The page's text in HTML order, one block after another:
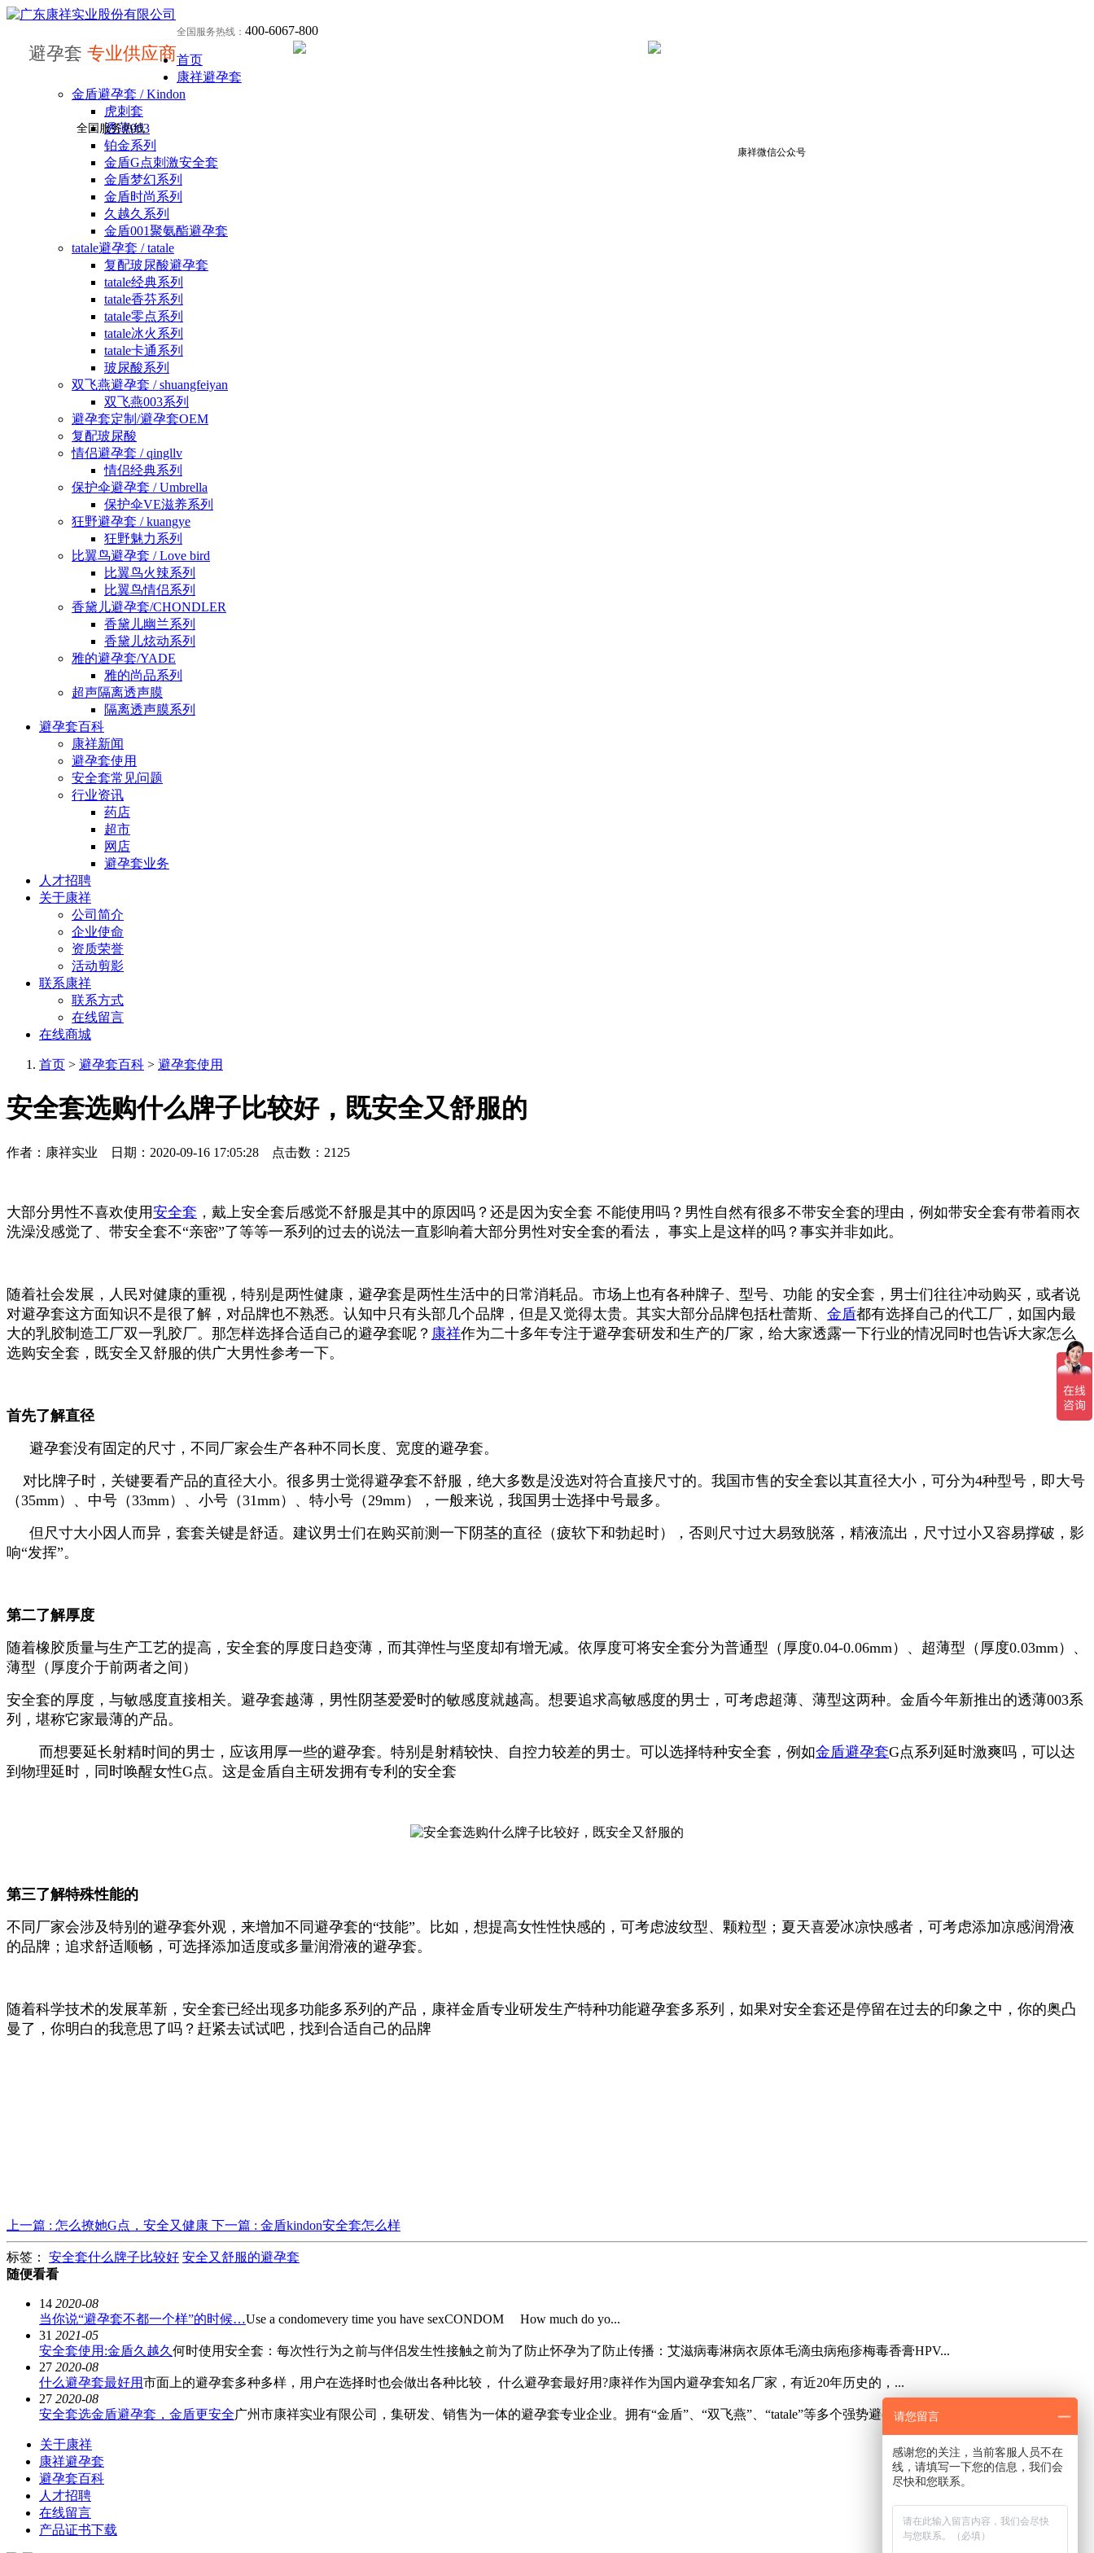
避孕套 专业供应商
全国服务热线： 400-6067-800
首页
康祥避孕套
金盾避孕套 / Kindon
虎刺套
透薄003
铂金系列
金盾G点刺激安全套
金盾梦幻系列
金盾时尚系列
久越久系列
金盾001聚氨酯避孕套
tatale避孕套 / tatale
复配玻尿酸避孕套
tatale经典系列
tatale香芬系列
tatale零点系列
tatale冰火系列
tatale卡通系列
玻尿酸系列
双飞燕避孕套 / shuangfeiyan
双飞燕003系列
避孕套定制/避孕套OEM
复配玻尿酸
情侣避孕套 / qingllv
情侣经典系列
保护伞避孕套 / Umbrella
保护伞VE滋养系列
狂野避孕套 / kuangye
狂野魅力系列
比翼鸟避孕套 / Love bird
比翼鸟火辣系列
比翼鸟情侣系列
香黛儿避孕套/CHONDLER
香黛儿幽兰系列
香黛儿炫动系列
雅的避孕套/YADE
雅的尚品系列
超声隔离透声膜
隔离透声膜系列
避孕套百科
康祥新闻
避孕套使用
安全套常见问题
行业资讯
药店
超市
网店
避孕套业务
人才招聘
关于康祥
公司简介
企业使命
资质荣誉
活动剪影
联系康祥
联系方式
在线留言
在线商城
首页 > 避孕套百科 > 避孕套使用
安全套选购什么牌子比较好，既安全又舒服的
作者：康祥实业 日期：2020-09-16 17:05:28 点击数： 2125
大部分男性不喜欢使用安全套 ，戴上安全套后感觉不舒服是其中的原因吗？还是因为安全套 不能使用吗？男性自然有很多不带安全套的理由，例如带安全套有带着雨衣
洗澡没感觉了、带安全套不“亲密”了等等一系列的过去的说法一直影响着大部分男性对安全套的看法， 事实上是这样的吗？事实并非如此。
随着社会发展，人民对健康的重视，特别是两性健康，避孕套是两性生活中的日常消耗品。市场上也有各种牌子、型号、功能 的安全套，男士们往往冲动购买，或者说
对避孕套这方面知识不是很了解，对品牌也不熟悉。认知中只有头部几个品牌，但是又觉得太贵。其实大部分品牌包括杜蕾斯、 金盾都有选择自己的代工厂，如国内最
大的乳胶制造工厂双一乳胶厂。那怎样选择合适自己的避孕套呢？ 康祥作为二十多年专注于避孕套研发和生产的厂家，给大家透露一下行业的情况同时也告诉大家怎么
选购安全套，既安全又舒服的供广大男性参考一下。
首先了解直径
避孕套没有固定的尺寸，不同厂家会生产各种不同长度、宽度的避孕套。
对比牌子时，关键要看产品的直径大小。很多男士觉得避孕套不舒服，绝大多数是没选对符合直接尺寸的。我国市售的安全套以其直径大小，可分为4种型号，即大号
（35mm ）、中号（33mm ）、小号（31mm ）、特小号（ 29mm ），一般来说，我国男士选择中号最多。
但尺寸大小因人而异，套套关键是舒适。建议男士们在购买前测一下阴茎的直径（疲软下和勃起时），否则尺寸过大易致脱落，精液流出，尺寸过小又容易撑破，影
响“发挥”。
第二了解厚度
随着橡胶质量与生产工艺的提高，安全套的厚度日趋变薄，而其弹性与坚度却有增无减。依厚度可将安全套分为普通型（厚度0.04-0.06mm ）、超薄型（厚度0.03mm ）、
薄型（厚度介于前两者之间）
安全套的厚度，与敏感度直接相关。避孕套越薄，男性阴茎爱爱时的敏感度就越高。想要追求高敏感度的男士，可考虑超薄、薄型这两种。金盾今年新推出的透薄003系
列，堪称它家最薄的产品。
而想要延长射精时间的男士，应该用厚一些的避孕套。特别是射精较快、自控力较差的男士。可以选择特种安全套，例如金盾避孕套G点系列延时激爽吗，可以达
到物理延时，同时唤醒女性G点。这是金盾自主研发拥有专利的安全套
第三了解特殊性能的
不同厂家会涉及特别的避孕套外观，来增加不同避孕套的“技能”。比如，想提高女性性快感的，可考虑波纹型、颗粒型；夏天喜爱冰凉快感者，可考虑添加凉感润滑液
的品牌；追求舒适顺畅，可选择添加适度或多量润滑液的避孕套。
随着科学技术的发展革新，安全套已经出现多功能多系列的产品，康祥金盾专业研发生产特种功能避孕套多系列，如果对安全套还是停留在过去的印象之中，你的奥凸
曼了，你明白的我意思了吗？赶紧去试试吧，找到合适自己的品牌
上一篇 : 怎么撩她G点，安全又健康 下一篇 : 金盾kindon安全套怎么样
标签： 安全套什么牌子比较好 安全又舒服的避孕套
随便看看
14 2020-08
当你说“避孕套不都一个样”的时候…Use a condomevery time you have sexCONDOM How much do yo...
31 2021-05
安全套使用:金盾久越久 何时使用安全套：每次性行为之前与伴侣发生性接触之前为了防止怀孕为了防止传播：艾滋病毒淋病衣原体毛滴虫病疱疹梅毒香膏HPV...
27 2020-08
什么避孕套最好用市面上的避孕套多种多样，用户在选择时也会做出各种比较， 什么避孕套最好用?康祥作为国内避孕套知名厂家，有近20年历史的，...
27 2020-08
安全套选金盾避孕套，金盾更安全广州市康祥实业有限公司，集研发、销售为一体的避孕套专业企业。拥有“金盾”、“双飞燕”、“tatale”等多个强势避孕套品...
关于康祥
康祥避孕套
避孕套百科
人才招聘
在线留言
产品证书下载
全国服务热线
康祥微信公众号
请您留言
感谢您的关注，当前客服人员不在
线，请填写一下您的信息，我们会
尽快和您联系。